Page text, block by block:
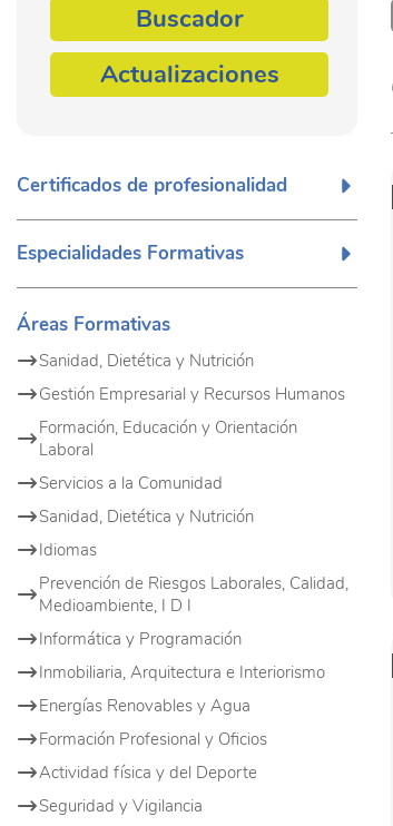
Buscador
Actualizaciones
Certificados de profesionalidad
Especialidades Formativas
Áreas Formativas
Sanidad, Dietética y Nutrición
Gestión Empresarial y Recursos Humanos
Formación, Educación y Orientación
Laboral
Servicios a la Comunidad
Sanidad, Dietética y Nutrición
Idiomas
Prevención de Riesgos Laborales, Calidad,
Medioambiente, I D I
Informática y Programación
Inmobiliaria, Arquitectura e Interiorismo
Energías Renovables y Agua
Formación Profesional y Oficios
Actividad física y del Deporte
Seguridad y Vigilancia